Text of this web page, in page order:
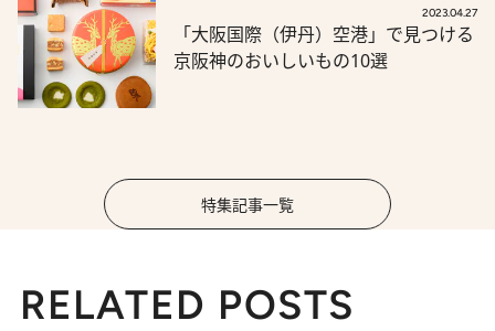
2023.04.27
「大阪国際（伊丹）空港」で見つける
京阪神のおいしいもの10選
特集記事一覧
RELATED POSTS